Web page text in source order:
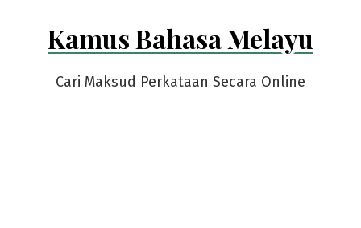
Kamus Bahasa Melayu
Cari Maksud Perkataan Secara Online